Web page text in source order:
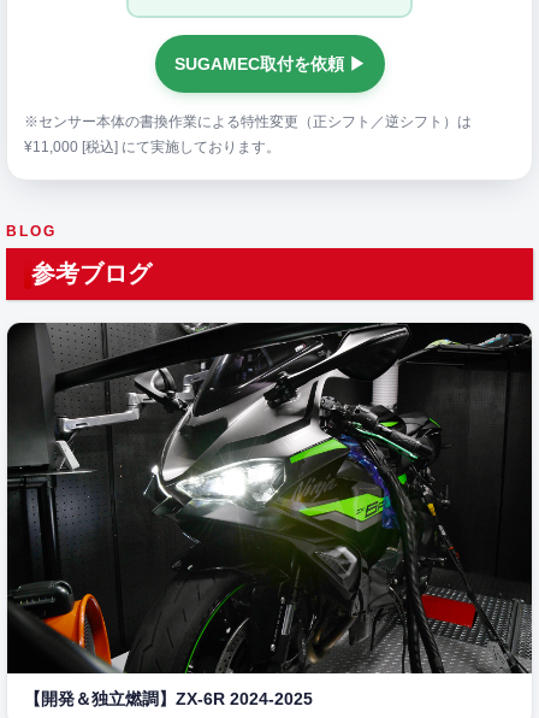
SUGAMEC取付を依頼 ▶
※センサー本体の書換作業による特性変更（正シフト／逆シフト）は
¥11,000 [税込] にて実施しております。
BLOG
参考ブログ
【開発＆独立燃調】ZX-6R 2024-2025